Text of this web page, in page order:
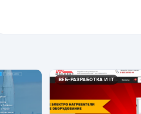
ВЕБ-РАЗРАБОТКА И IT